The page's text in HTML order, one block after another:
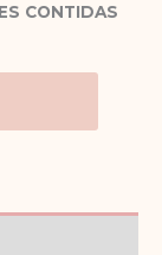
CONTIDAS